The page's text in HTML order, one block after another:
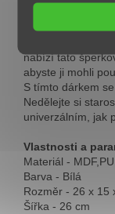
Díky robustní
nabízí tato
abyste ji mohli
S tímto dárkem
Nedělejte si
univerzálním, jak
Vlastnosti a
Materiál -
Barva - Bílá
Rozměr - 26 x 15
Šířka - 26 cm